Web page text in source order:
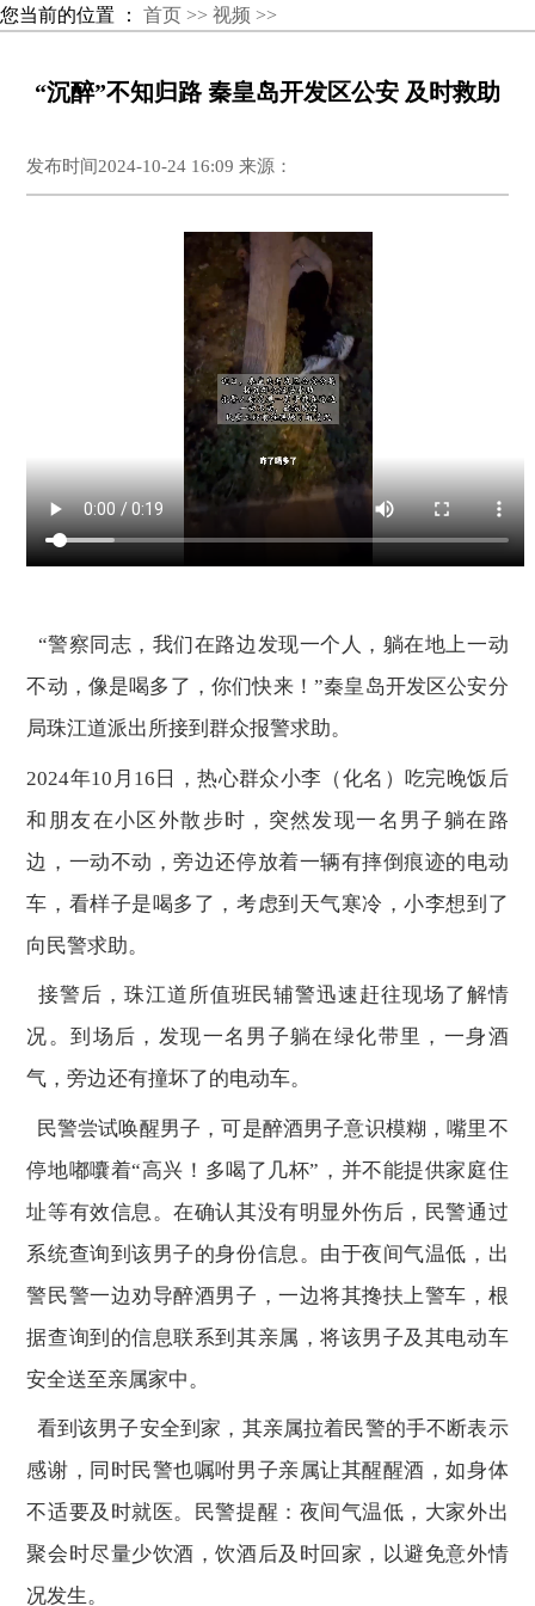
您当前的位置 ： 首页 >> 视频 >>
“沉醉”不知归路 秦皇岛开发区公安 及时救助
发布时间2024-10-24 16:09 来源：
“警察同志，我们在路边发现一个人，躺在地上一动
不动，像是喝多了，你们快来！”秦皇岛开发区公安分
局珠江道派出所接到群众报警求助。
2024年10月16日，热心群众小李（化名）吃完晚饭后
和朋友在小区外散步时，突然发现一名男子躺在路
边，一动不动，旁边还停放着一辆有摔倒痕迹的电动
车，看样子是喝多了，考虑到天气寒冷，小李想到了
向民警求助。
接警后，珠江道所值班民辅警迅速赶往现场了解情
况。到场后，发现一名男子躺在绿化带里，一身酒
气，旁边还有撞坏了的电动车。
民警尝试唤醒男子，可是醉酒男子意识模糊，嘴里不
停地嘟囔着“高兴！多喝了几杯”，并不能提供家庭住
址等有效信息。在确认其没有明显外伤后，民警通过
系统查询到该男子的身份信息。由于夜间气温低，出
警民警一边劝导醉酒男子，一边将其搀扶上警车，根
据查询到的信息联系到其亲属，将该男子及其电动车
安全送至亲属家中。
看到该男子安全到家，其亲属拉着民警的手不断表示
感谢，同时民警也嘱咐男子亲属让其醒醒酒，如身体
不适要及时就医。民警提醒：夜间气温低，大家外出
聚会时尽量少饮酒，饮酒后及时回家，以避免意外情
况发生。